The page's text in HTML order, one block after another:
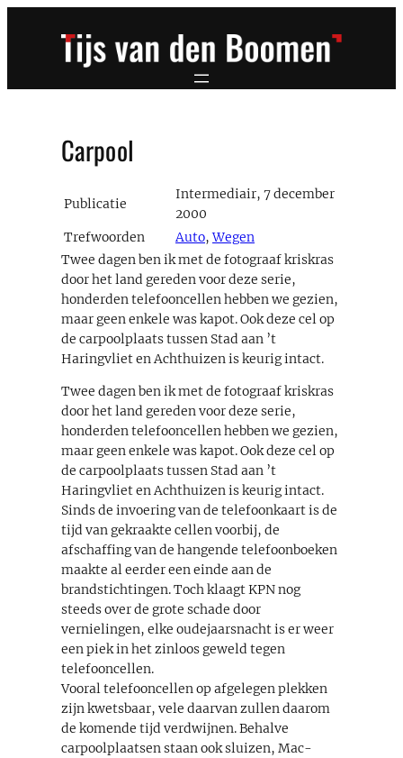
Carpool
Publicatie
Intermediair, 7 december
2000
Trefwoorden
Auto,Wegen
Twee dagen ben ik met de fotograaf kriskras
door het land gereden voor deze serie,
honderden telefooncellen hebben we gezien,
maar geen enkele was kapot. Ook deze cel op
de carpoolplaats tussen Stad aan ’t
Haringvliet en Achthuizen is keurig intact.
Twee dagen ben ik met de fotograaf kriskras
door het land gereden voor deze serie,
honderden telefooncellen hebben we gezien,
maar geen enkele was kapot. Ook deze cel op
de carpoolplaats tussen Stad aan ’t
Haringvliet en Achthuizen is keurig intact.
Sinds de invoering van de telefoonkaart is de
tijd van gekraakte cellen voorbij, de
afschaffing van de hangende telefoonboeken
maakte al eerder een einde aan de
brandstichtingen. Toch klaagt KPN nog
steeds over de grote schade door
vernielingen, elke oudejaarsnacht is er weer
een piek in het zinloos geweld tegen
telefooncellen.
Vooral telefooncellen op afgelegen plekken
zijn kwetsbaar, vele daarvan zullen daarom
de komende tijd verdwijnen. Behalve
carpoolplaatsen staan ook sluizen, Mac-